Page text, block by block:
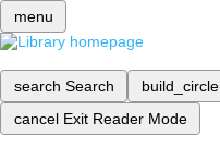
menu
search Search build_circle
cancel Exit Reader Mode